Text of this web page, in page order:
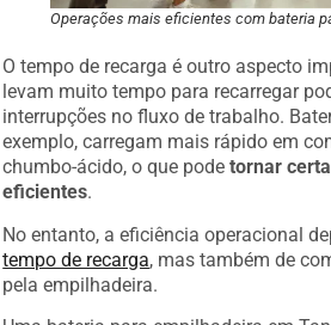
Operações mais eficientes com bateria
O tempo de recarga é outro aspecto
levam muito tempo para recarregar
interrupções no fluxo de trabalho.
exemplo, carregam mais rápido em
chumbo-ácido, o que podetornar
eficientes.
No entanto, a eficiência operacional
tempo de recarga, mas também de
pela empilhadeira.